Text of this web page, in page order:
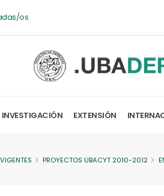
os
INVESTIGACIÓN EXTENSIÓN
PROYECTOS UBACYT 2010-2012